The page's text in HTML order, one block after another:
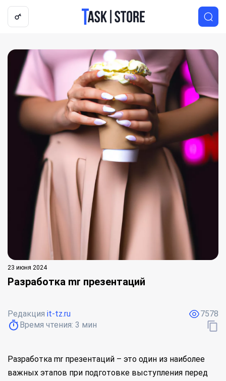
Логотип
23 июня 2024
Разработка mr презентаций
Редакция it-tz.ru
Время чтения: 3 мин
7578
Разработка mr презентаций – это один из наиболее
важных этапов при подготовке выступления перед